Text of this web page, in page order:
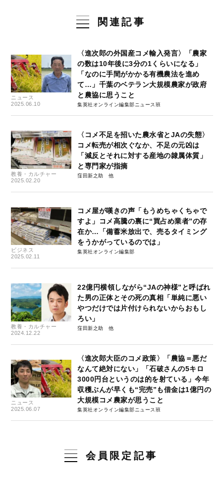
関連記事
ニュース
2025.06.10
〈進次郎の外国産コメ輸入発言〉「農家
の数は10年後に3分の1くらいになる」
「なのに手間がかかる有機農法を進め
て…」千葉のベテラン大規模農家が政府
と農協に思うこと
集英社オンライン編集部ニュース班
教養・カルチャー
2025.02.20
〈コメ不足を招いた農水省とJAの失態〉
コメ転売が相次ぐなか、不足の元凶は
「減反とそれに対する産地の隷属体質」
と専門家が指摘
窪田新之助
ビジネス
2025.02.11
コメ屋が嘆きの声「もうめちゃくちゃで
すよ」コメ高騰の裏に“買占め業者”の存
在か…「備蓄米放出で、売るタイミング
をうかがっているのでは」
集英社オンライン編集部
教養・カルチャー
2024.12.22
22億円横領しながら“JAの神様”と呼ばれ
た男の正体とその死の真相「単純に悪い
やつだけでは片付けられないからおもし
ろい」
窪田新之助
ニュース
2025.06.07
〈進次郎大臣のコメ政策〉「農協＝悪だ
なんて絶対にない」「石破さんの5キロ
3000円台というのは的を射ている」今年
収穫ぶんが早くも“完売”も借金は1億円の
大規模コメ農家が思うこと
集英社オンライン編集部ニュース班
会員限定記事